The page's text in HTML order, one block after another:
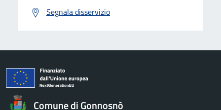
Segnala disservizio
Comune di Gonnosnò